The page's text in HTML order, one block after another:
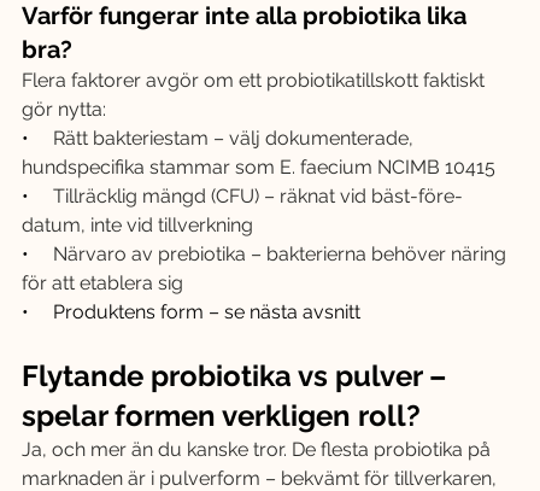
Varför fungerar inte alla probiotika lika
bra?
Flera faktorer avgör om ett probiotikatillskott faktiskt
gör nytta:
• Rätt bakteriestam – välj dokumenterade,
hundspecifika stammar som E. faecium NCIMB 10415
• Tillräcklig mängd (CFU) – räknat vid bäst-före-
datum, inte vid tillverkning
• Närvaro av prebiotika – bakterierna behöver näring
för att etablera sig
•     Produktens form – se nästa avsnitt
Flytande probiotika vs pulver –
spelar formen verkligen roll?
Ja, och mer än du kanske tror. De flesta probiotika på
marknaden är i pulverform – bekvämt för tillverkaren,